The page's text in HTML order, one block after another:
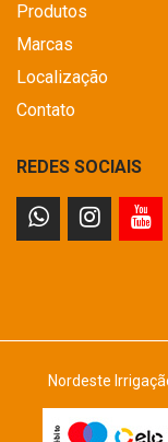
Produtos
Marcas
Localização
Contato
REDES SOCIAIS
Nordeste